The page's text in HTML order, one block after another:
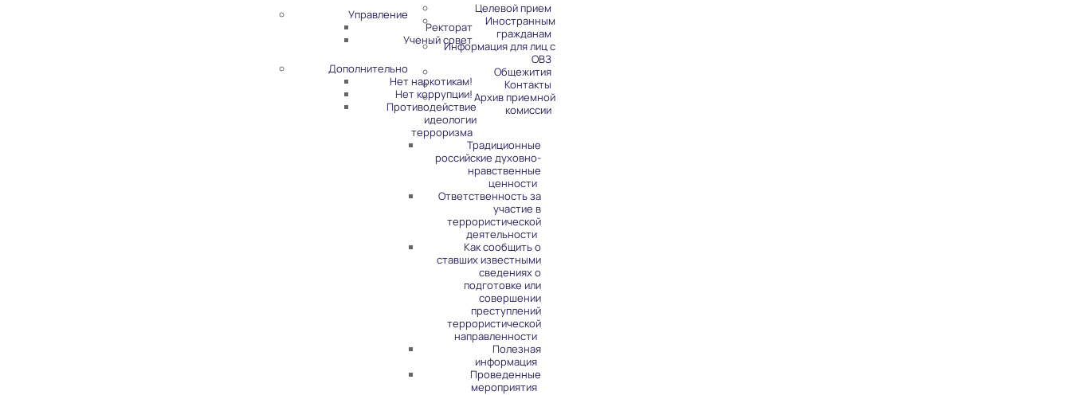
Управление
Ректорат
Ученый совет
Дополнительно
Нет наркотикам!
Нет коррупции!
Противодействие
идеологии
терроризма
Традиционные
российские духовно-
нравственные
ценности
Ответственность за
участие в
террористической
деятельности
Как сообщить о
ставших известными
сведениях о
подготовке или
совершении
преступлений
террористической
направленности
Полезная
информация
Проведенные
мероприятия
Целевой прием
Иностранным
гражданам
Информация для лиц с
ОВЗ
Общежития
Контакты
Архив приемной
комиссии